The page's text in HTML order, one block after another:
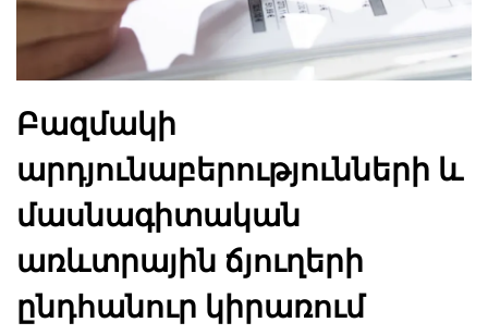
Բազմակի
արդյունաբերությունների և
մասնագիտական
առևտրային ճյուղերի
ընդհանուր կիրառում